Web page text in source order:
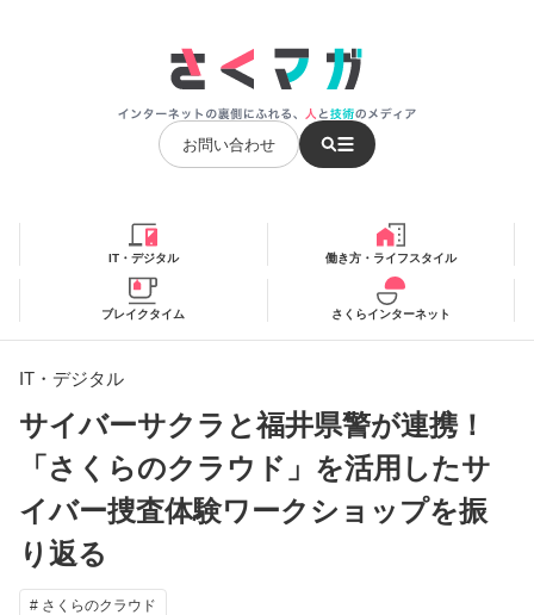
お問い合わせ
IT・デジタル 働き方・ライフスタイル
ブレイクタイム さくらインターネット
IT・デジタル
サイバーサクラと福井県警が連携！
「さくらのクラウド」を活用したサ
イバー捜査体験ワークショップを振
り返る
# さくらのクラウド